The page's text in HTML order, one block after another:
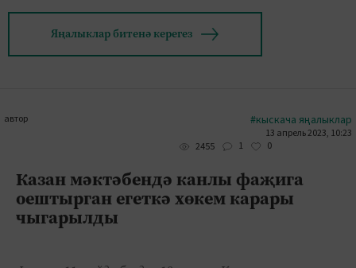
Яңалыклар битенә керегез
автор #кыскача яңалыклар
13 апрель 2023, 10:23
2455
1 0
Казан мәктәбендә канлы фаҗига
оештырган егеткә хөкем карары
чыгарылды